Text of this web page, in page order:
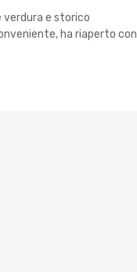
e storico
ha riaperto con